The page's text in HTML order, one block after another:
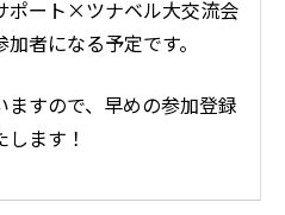
ポート×ツナベル大交流会
者になる予定です。
ますので、早めの参加登録
ます！